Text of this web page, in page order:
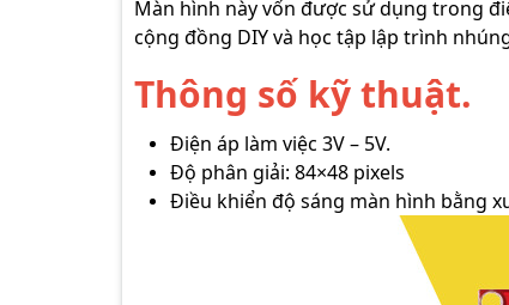
Màn hình này vốn được sử dụng trong
cộng đồng DIY và học tập lập trình
Thông số kỹ thuật.
Điện áp làm việc 3V – 5V.
Độ phân giải: 84×48 pixels
Điều khiển độ sáng màn hình bằng